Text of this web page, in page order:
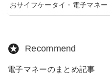
おサイフケータイ・電子マネー
Recommend
電子マネーのまとめ記事